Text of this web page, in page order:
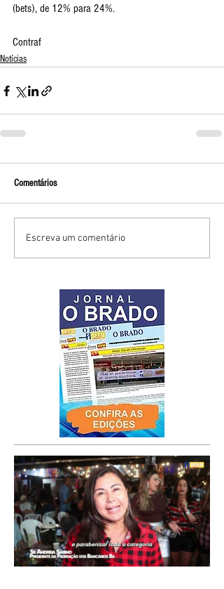
(bets), de 12% para 24%.
Contraf
Notícias
Comentários
Escreva um comentário